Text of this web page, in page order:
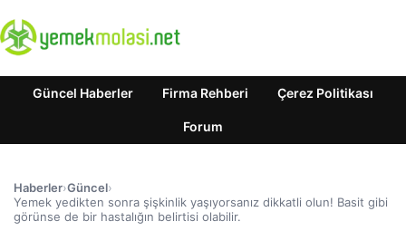
Güncel Haberler Firma Rehberi Çerez Politikası
Forum
Haberler›Güncel›
Yemek yedikten sonra şişkinlik yaşıyorsanız dikkatli olun! Basit gibi
görünse de bir hastalığın belirtisi olabilir.